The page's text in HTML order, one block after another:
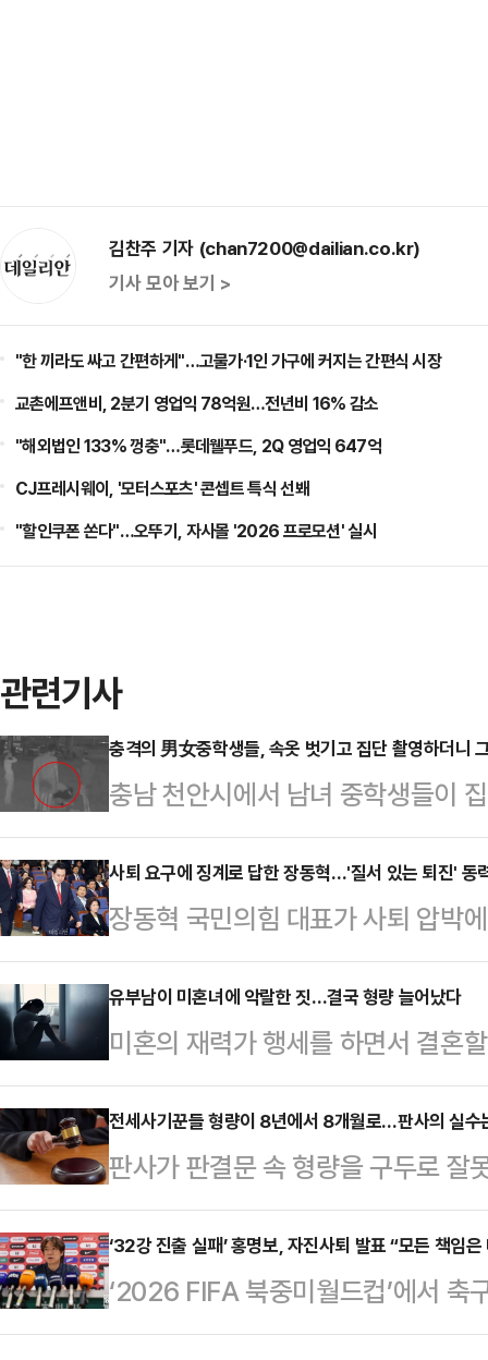
김찬주 기자 (chan7200@dailian.co.kr)
기사 모아 보기 >
"한 끼라도 싸고 간편하게"…고물가·1인 가구에 커지는 간편식 시장
교촌에프앤비, 2분기 영업익 78억원…전년비 16% 감소
"해외법인 133% 껑충"…롯데웰푸드, 2Q 영업익 647억
CJ프레시웨이, '모터스포츠' 콘셉트 특식 선봬
"할인쿠폰 쏜다"…오뚜기, 자사몰 '2026 프로모션' 실시
관련기사
충격의 男女중학생들, 속옷 벗기고 집단 촬영하더니
충남 천안시에서 남녀 중학생들이
이 피해 학생에게 보복 폭행을 한
장애가 있는 중학교 3학년 학생 A
를 받고 있는 중학생 7명 중 일부가
했다.공개된 영상에는 남녀 학생 7
리카락을 잡아끌고 다니고는 몸 위
들은 장소를 옮기면서 폭행을 지속
건물 옥상에서…
사퇴 요구에 징계로 답한 장동혁…'질서 있는 퇴진' 동
장동혁 국민의힘 대표가 사퇴 압박
내에선 당대표 거취 문제에 대해 신
으로 흐르는 분위기지만, 장 대표
나선다면 새로운 국면으로 전환될
치권에 따르면, 국민의힘은 29일
에 나선다. 조정식 국회의장이 임의
통보한 것에 대해 대응 방안을 논의
사퇴론이 분…
유부남이 미혼녀에 악랄한 짓…결국 형량 늘어났다
미혼의 재력가 행세를 하면서 결혼
챙긴 유부남의 형량이 항소심에서
범 부장판사)는 사기 혐의로 기소
을 깨고 징역 1년을 선고했다고 밝
신을 미혼의 재력가라고 소개해 여
배상 해야 하는데 돈이 부족하다.
을 받는 등 지난 2023년 3월부터
만원을…
전세사기꾼들 형량이 8년에서 8개월로…판사의 실수
판사가 판결문 속 형량을 구두로 잘
피고인이 항소심에서 중형을 선고
2-2형사부(강주리 부장판사)는 사
8개월을 선고한 원심을 파기하고
2021∼2023년 대전 일대에서 피
‘32강 진출 실패’ 홍명보, 자진사퇴 발표 “모든 책임은
‘2026 FIFA 북중미월드컵’에서
지 못한 홍명보 감독이 결국 스스